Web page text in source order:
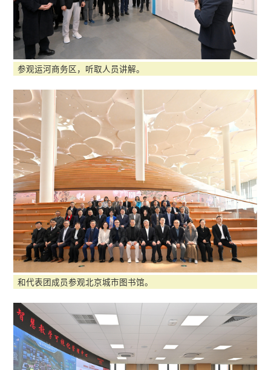
参观运河商务区，听取人员讲解。
和代表团成员参观北京城市图书馆。